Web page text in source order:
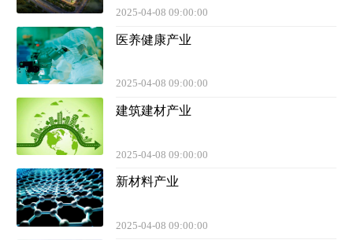
2025-04-08 09:00:00
医养健康产业
2025-04-08 09:00:00
建筑建材产业
2025-04-08 09:00:00
新材料产业
2025-04-08 09:00:00